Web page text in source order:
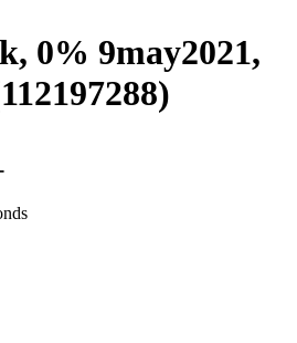
0% 9may2021,